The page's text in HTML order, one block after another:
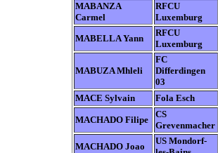
MABANZA
Carmel
RFCU
Luxemburg
MABELLA Yann
RFCU
Luxemburg
MABUZA Mhleli
FC
Differdingen
03
MACE Sylvain Fola Esch
MACHADO Filipe
CS
Grevenmacher
MACHADO Joao
US Mondorf-